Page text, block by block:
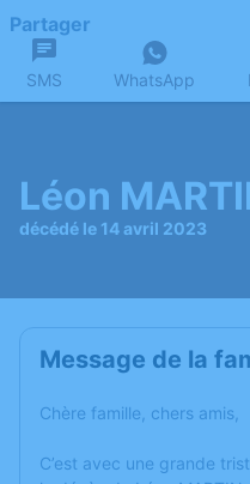
Partager
SMS WhatsApp
Léon
décédé le 14 avril 2023
Message de la
Chère famille, chers amis,
C’est avec une grande